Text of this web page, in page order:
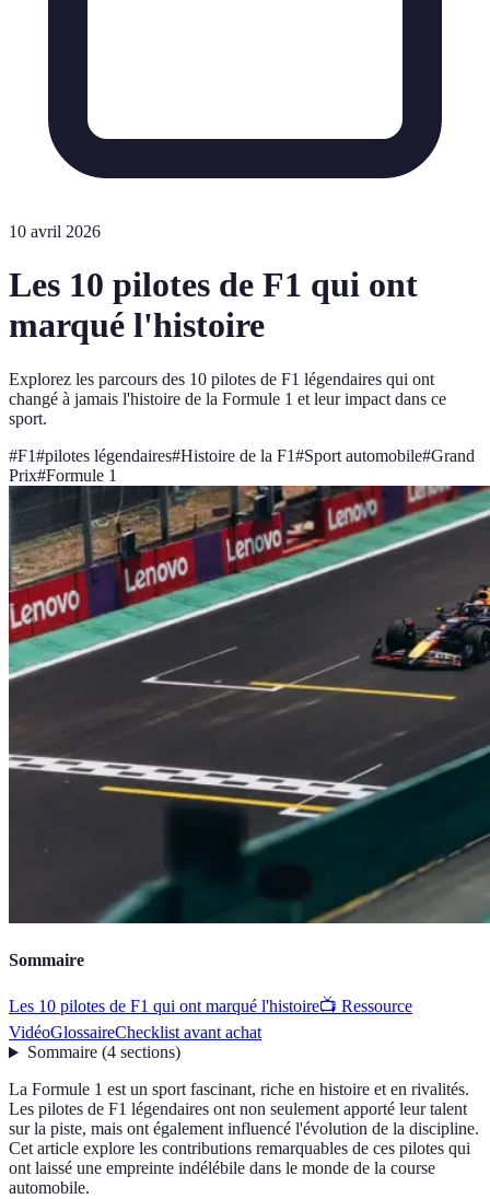
10 avril 2026
Les 10 pilotes de F1 qui ont
marqué l'histoire
Explorez les parcours des 10 pilotes de F1 légendaires qui ont
changé à jamais l'histoire de la Formule 1 et leur impact dans ce
sport.
#F1#pilotes légendaires#Histoire de la F1#Sport automobile#Grand
Prix#Formule 1
Sommaire
Les 10 pilotes de F1 qui ont marqué l'histoire📺 Ressource
VidéoGlossaireChecklist avant achat
Sommaire(4 sections)
La Formule 1 est un sport fascinant, riche en histoire et en rivalités.
Les pilotes de F1 légendaires ont non seulement apporté leur talent
sur la piste, mais ont également influencé l'évolution de la discipline.
Cet article explore les contributions remarquables de ces pilotes qui
ont laissé une empreinte indélébile dans le monde de la course
automobile.